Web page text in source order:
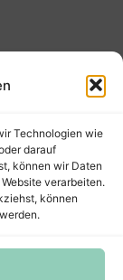
Technologien wie
darauf
können wir Daten
verarbeiten.
können